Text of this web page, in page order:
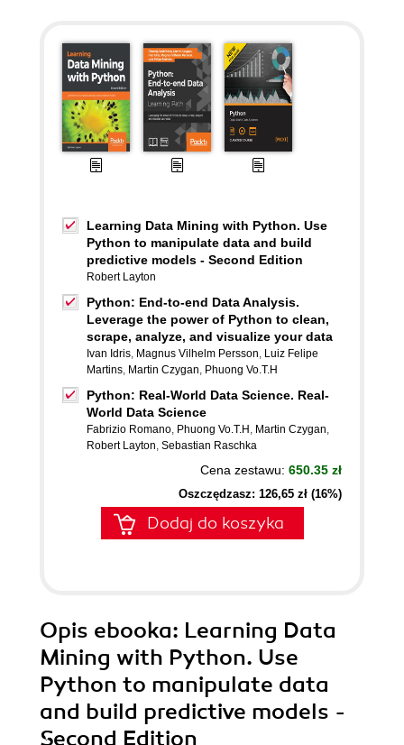
Learning Data Mining with Python. Use
Python to manipulate data and build
predictive models - Second Edition
Robert Layton
Python: End-to-end Data Analysis.
Leverage the power of Python to clean,
scrape, analyze, and visualize your data
Ivan Idris, Magnus Vilhelm Persson, Luiz Felipe
Martins, Martin Czygan, Phuong Vo.T.H
Python: Real-World Data Science. Real-
World Data Science
Fabrizio Romano, Phuong Vo.T.H , Martin Czygan,
Robert Layton, Sebastian Raschka
Cena zestawu: 650.35 zł
Oszczędzasz: 126,65 zł (16%)
Dodaj do koszyka
Opis ebooka: Learning Data
Mining with Python. Use
Python to manipulate data
and build predictive models -
Second Edition